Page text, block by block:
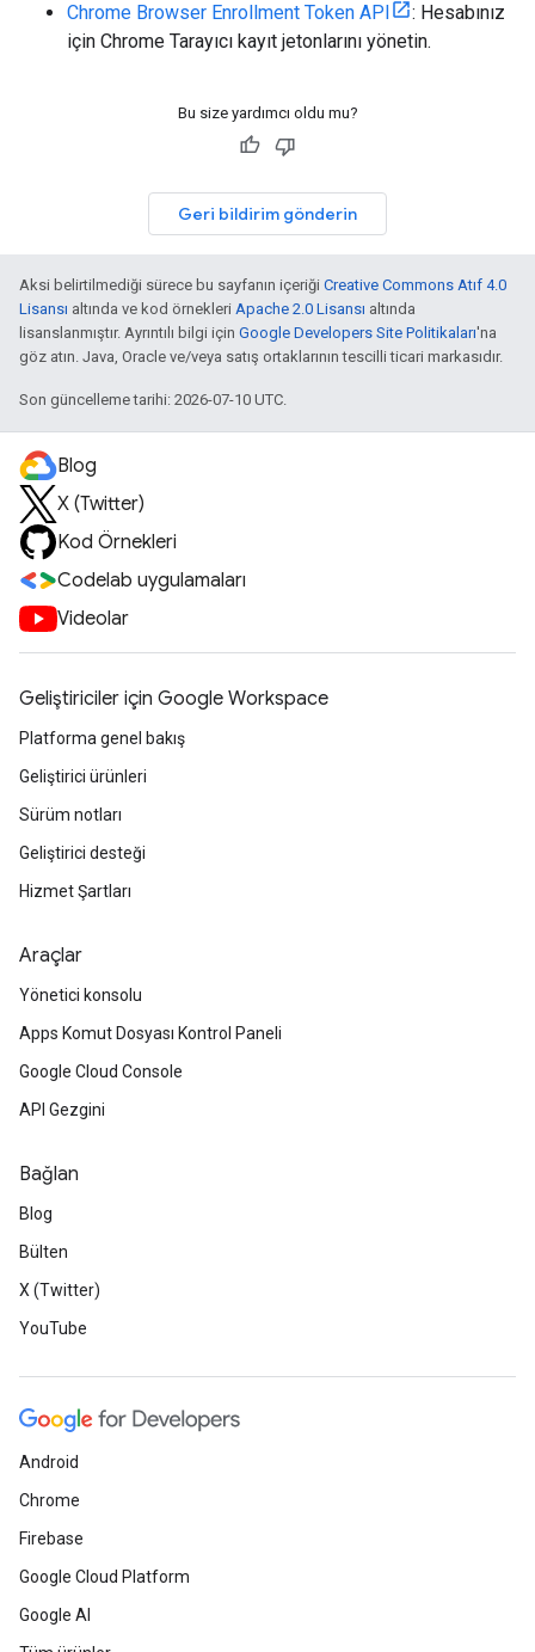
Chrome Browser Enrollment Token API
: Hesabınız
için Chrome Tarayıcı kayıt jetonlarını yönetin.
Bu size yardımcı oldu mu?
Geri bildirim gönderin
Aksi belirtilmediği sürece bu sayfanın içeriği Creative Commons Atıf 4.0
Lisansı altında ve kod örnekleri Apache 2.0 Lisansı altında
lisanslanmıştır. Ayrıntılı bilgi için Google Developers Site Politikaları'na
göz atın. Java, Oracle ve/veya satış ortaklarının tescilli ticari markasıdır.
Son güncelleme tarihi: 2026-07-10 UTC.
Blog
X (Twitter)
Kod Örnekleri
Codelab uygulamaları
Videolar
Geliştiriciler için Google Workspace
Platforma genel bakış
Geliştirici ürünleri
Sürüm notları
Geliştirici desteği
Hizmet Şartları
Araçlar
Yönetici konsolu
Apps Komut Dosyası Kontrol Paneli
Google Cloud Console
API Gezgini
Bağlan
Blog
Bülten
X (Twitter)
YouTube
Android
Chrome
Firebase
Google Cloud Platform
Google AI